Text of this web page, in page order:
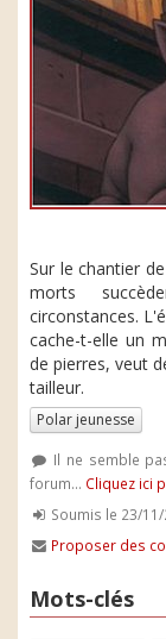
Sur le chantier
morts
circonstances.
cache-t-elle un
de pierres, veut
tailleur.
Polar jeunesse
Il ne semble
forum... Cliquez ici
Soumis le 23/
Proposer des
Mots-clés